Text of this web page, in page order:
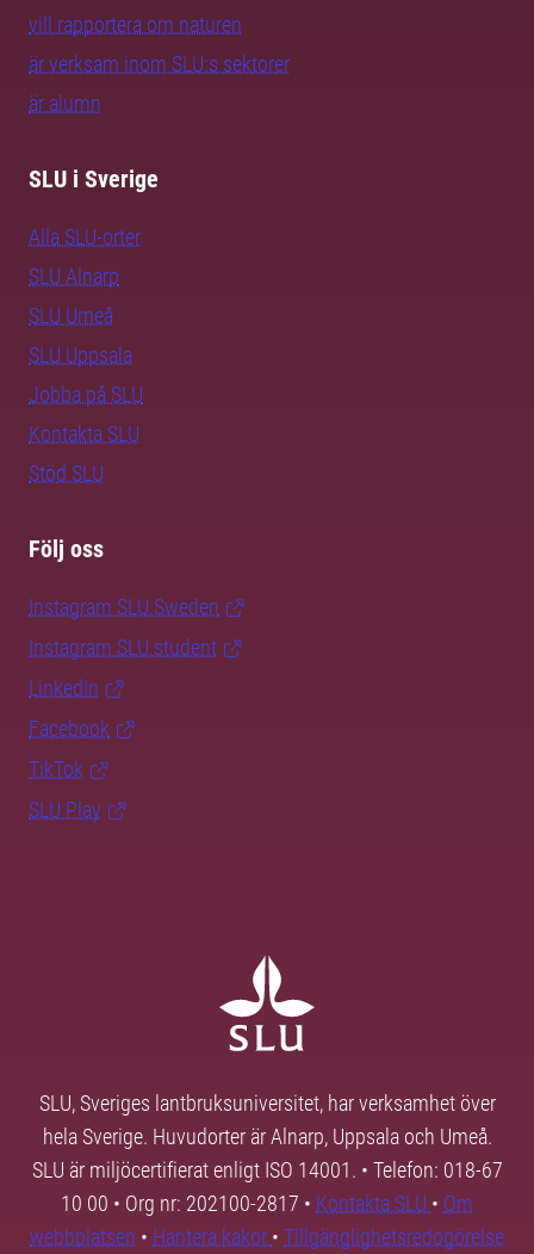
vill rapportera om naturen
är verksam inom SLU:s sektorer
är alumn
SLU i Sverige
Alla SLU-orter
SLU Alnarp
SLU Umeå
SLU Uppsala
Jobba på SLU
Kontakta SLU
Stöd SLU
Följ oss
Instagram SLU.Sweden
Instagram SLU.student
LinkedIn
Facebook
TikTok
SLU Play
SLU, Sveriges lantbruksuniversitet, har verksamhet över
hela Sverige. Huvudorter är Alnarp, Uppsala och Umeå.
SLU är miljöcertifierat enligt ISO 14001. • Telefon: 018-67
10 00 • Org nr: 202100-2817 • Kontakta SLU • Om
webbplatsen • Hantera kakor • Tillgänglighetsredogörelse